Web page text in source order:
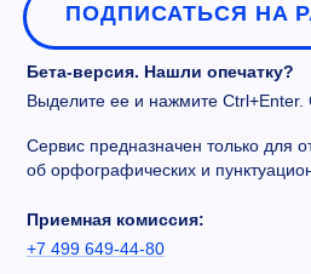
ПОДПИСАТЬСЯ НА
Бета-версия. Нашли опечатку?
Выделите ее и нажмите Ctrl+Enter.
Сервис предназначен только для
об орфографических и
Приемная комиссия:
+7 499 649-44-80